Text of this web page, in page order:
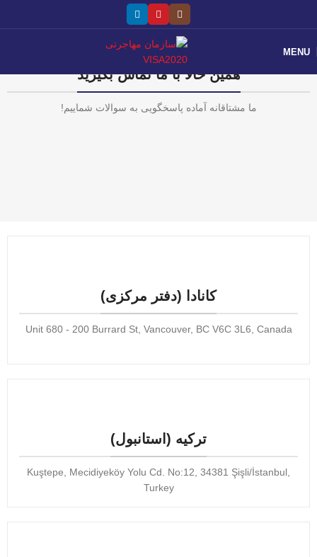
MENU
همین حالا با ما تماس بگیرید
ما مشتاقانه آماده پاسخگویی به سوالات شماییم!
کانادا (دفتر مرکزی)​
Unit 680 - 200 Burrard St, Vancouver, BC V6C 3L6, Canada
ترکیه (استانبول)​
Kuştepe, Mecidiyeköy Yolu Cd. No:12, 34381 Şişli/İstanbul,
Turkey